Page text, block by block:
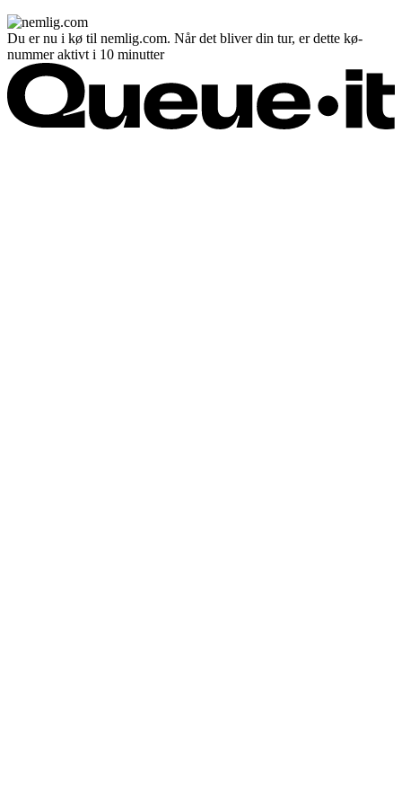
Du er nu i kø til nemlig.com. Når det bliver din tur, er dette kø-
nummer aktivt i 10 minutter